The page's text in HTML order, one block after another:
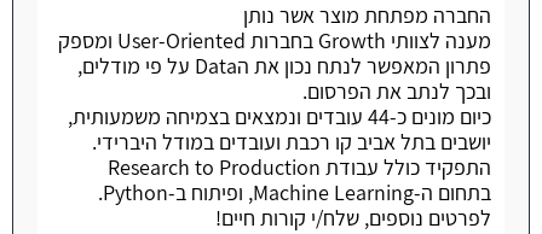
החברה מפתחת מוצר אשר נותן
מענה לצוותי Growth בחברות User-Oriented ומספק
פתרון המאפשר לנתח נכון את הData על פי מודלים,
ובכך לנתב את הפרסום.
כיום מונים כ-44 עובדים ונמצאים בצמיחה משמעותית,
יושבים בתל אביב קו רכבת ועובדים במודל היברידי.
התפקיד כולל עבודת Research to Production
בתחום ה-Machine Learning, ופיתוח ב-Python.
לפרטים נוספים, שלח/י קורות חיים!